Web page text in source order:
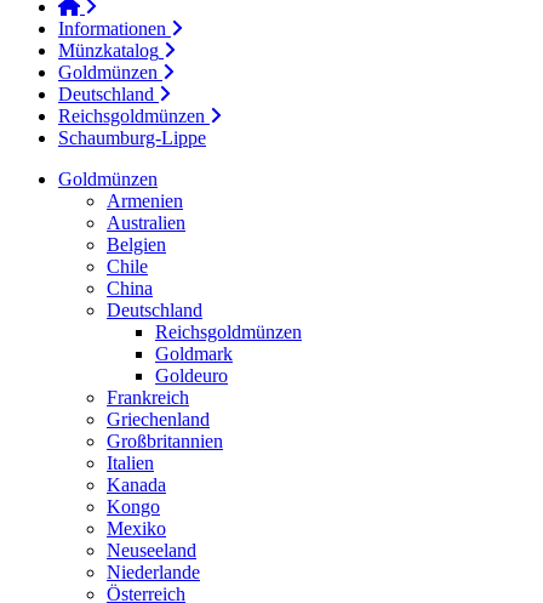
Informationen
Münzkatalog
Goldmünzen
Deutschland
Reichsgoldmünzen
Schaumburg-Lippe
Goldmünzen
Armenien
Australien
Belgien
Chile
China
Deutschland
Reichsgoldmünzen
Goldmark
Goldeuro
Frankreich
Griechenland
Großbritannien
Italien
Kanada
Kongo
Mexiko
Neuseeland
Niederlande
Österreich